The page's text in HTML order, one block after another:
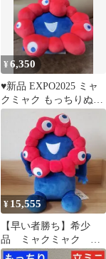
¥6,350
♥︎新品 EXPO2025 ミャ
クミャク もっちりぬい
ぐるみ 中サイズ♥︎万博
¥ 15,555
【早い者勝ち】希少
品 ミャクミャク も
っちりぬいぐるみM